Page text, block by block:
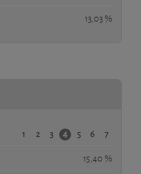
13,03 %
1 2 3 4 5 6 7
15,40 %